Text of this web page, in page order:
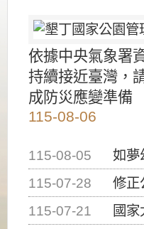
依據中央氣象署
持續接近臺灣，
成防災應變準備
115-08-06
115-08-05
如夢
115-07-28
修正公告「墾
115-07-21
國家太空中心為